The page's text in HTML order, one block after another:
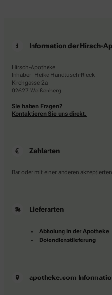
Information der Hirsch-
Hirsch-Apotheke
Inhaber: Heike Handtusch-Rieck
Kirchgasse 2a
02627 Weißenberg
Sie haben Fragen?
Kontaktieren Sie uns direkt.
Zahlarten
Bar oder mit einer anderen
Lieferarten
Abholung in der Apotheke
Botendienstlieferung
apotheke.com